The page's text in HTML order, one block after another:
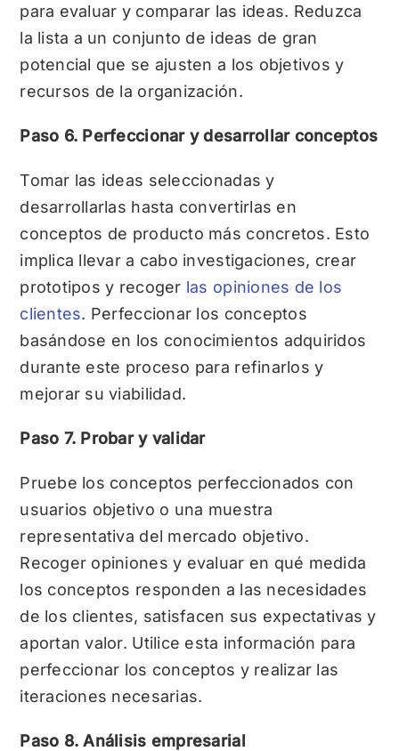
para evaluar y comparar las ideas. Reduzca
la lista a un conjunto de ideas de gran
potencial que se ajusten a los objetivos y
recursos de la organización.
Paso 6. Perfeccionar y desarrollar conceptos
Tomar las ideas seleccionadas y
desarrollarlas hasta convertirlas en
conceptos de producto más concretos. Esto
implica llevar a cabo investigaciones, crear
prototipos y recoger las opiniones de los
clientes. Perfeccionar los conceptos
basándose en los conocimientos adquiridos
durante este proceso para refinarlos y
mejorar su viabilidad.
Paso 7. Probar y validar
Pruebe los conceptos perfeccionados con
usuarios objetivo o una muestra
representativa del mercado objetivo.
Recoger opiniones y evaluar en qué medida
los conceptos responden a las necesidades
de los clientes, satisfacen sus expectativas y
aportan valor. Utilice esta información para
perfeccionar los conceptos y realizar las
iteraciones necesarias.
Paso 8. Análisis empresarial